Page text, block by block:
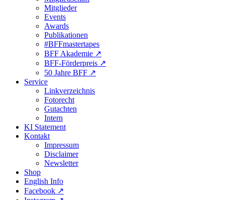
Mitglieder
Events
Awards
Publikationen
#BFFmastertapes
BFF Akademie ↗︎
BFF-Förderpreis ↗︎
50 Jahre BFF ↗︎
Service
Linkverzeichnis
Fotorecht
Gutachten
Intern
KI Statement
Kontakt
Impressum
Disclaimer
Newsletter
Shop
English Info
Facebook ↗︎